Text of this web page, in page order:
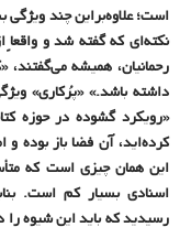
است؛ علاوه‌براین چند ویژگی
نکته‌ای که گفته شد و واقعاً
رحمانیان، همیشه می‌گفتند،
داشته باشد.» «پُرکاری»
«رویکرد گشوده در حوزه
کرده‌اید، آن فضا باز بوده
این همان چیزی است که
اسنادی بسیار کم است.
رسیدید که باید این شیوه را